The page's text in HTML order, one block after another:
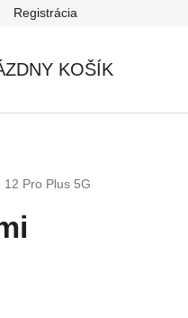
Registrácia
KOŠÍK
Pro Plus 5G